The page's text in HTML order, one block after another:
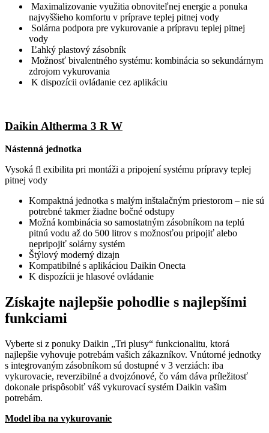
Maximalizovanie využitia obnoviteľnej energie a ponuka
najvyššieho komfortu v príprave teplej pitnej vody
Solárna podpora pre vykurovanie a prípravu teplej pitnej
vody
Ľahký plastový zásobník
Možnosť bivalentného systému: kombinácia so sekundárnym
zdrojom vykurovania
K dispozícii ovládanie cez aplikáciu
Daikin Altherma 3 R W
Nástenná jednotka
Vysoká fl exibilita pri montáži a pripojení systému prípravy teplej
pitnej vody
Kompaktná jednotka s malým inštalačným priestorom – nie sú
potrebné takmer žiadne bočné odstupy
Možná kombinácia so samostatným zásobníkom na teplú
pitnú vodu až do 500 litrov s možnosťou pripojiť alebo
nepripojiť solárny systém
Štýlový moderný dizajn
Kompatibilné s aplikáciou Daikin Onecta
K dispozícii je hlasové ovládanie
Získajte najlepšie pohodlie s najlepšími
funkciami
Vyberte si z ponuky Daikin „Tri plusy“ funkcionalitu, ktorá
najlepšie vyhovuje potrebám vašich zákazníkov. Vnútorné jednotky
s integrovaným zásobníkom sú dostupné v 3 verziách: iba
vykurovacie, reverzibilné a dvojzónové, čo vám dáva príležitosť
dokonale prispôsobiť váš vykurovací systém Daikin vašim
potrebám.
Model iba na vykurovanie